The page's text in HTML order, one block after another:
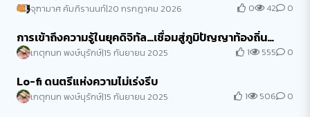
จุฑามาศ คัมภิรานนท์|20 กรกฎาคม 2026 0 42 0
การเข้าถึงความรู้ในยุคดิจิทัล…เชื่อมสู่ภูมิปัญญาท้องถิ่น
(Local Wisdom)
เกตุกนก พงษ์นุรักษ์|15 กันยายน 2025 1 555 0
Lo-fi ดนตรีแห่งความไม่เร่งรีบ
เกตุกนก พงษ์นุรักษ์|15 กันยายน 2025 1 506 0